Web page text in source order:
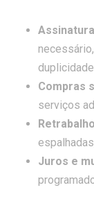
Compras
serviços
Retrabalho
Juros e